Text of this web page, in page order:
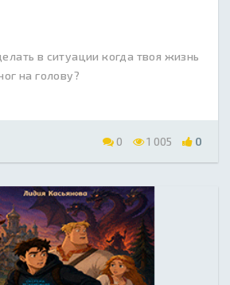
в ситуации когда твоя жизнь
на голову?
0 1 005 0